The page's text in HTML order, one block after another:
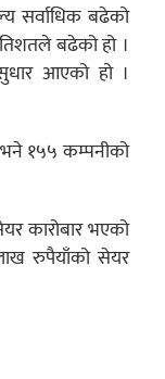
सर्वाधिक बढेको
बढेको हो ।
आएको हो ।
१५५ कम्पनीको
कारोबार भएको
रुपैयाँको सेयर